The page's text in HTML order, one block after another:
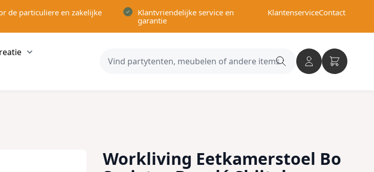
de particuliere en zakelijke
Klantvriendelijke service en
garantie
KlantenserviceContact
category
submenu for Tuin en Terras category
Show submenu for Recreatie category
Huis category
Search
Workliving Eetkamerstoel Bo